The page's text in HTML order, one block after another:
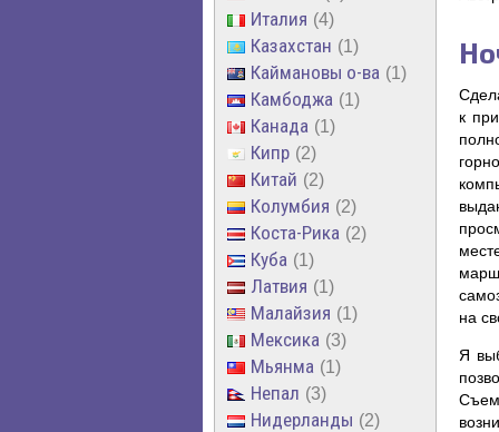
Италия 4
Казахстан 1
Каймановы о-ва 1
Камбоджа 1
Канада 1
Кипр 2
Китай 2
Колумбия 2
Коста-Рика 2
Куба 1
Латвия 1
Малайзия 1
Мексика 3
Мьянма 1
Непал 3
Нидерланды 2
к
на
Я